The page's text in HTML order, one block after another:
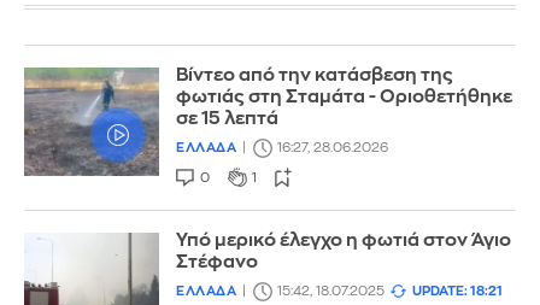
Βίντεο από την κατάσβεση της
φωτιάς στη Σταμάτα - Οριοθετήθηκε
σε 15 λεπτά
ΕΛΛΑΔΑ 16:27, 28.06.2026
0 1
Υπό μερικό έλεγχο η φωτιά στον Άγιο
Στέφανο
ΕΛΛΑΔΑ 15:42, 18.07.2025 UPDATE: 18:21